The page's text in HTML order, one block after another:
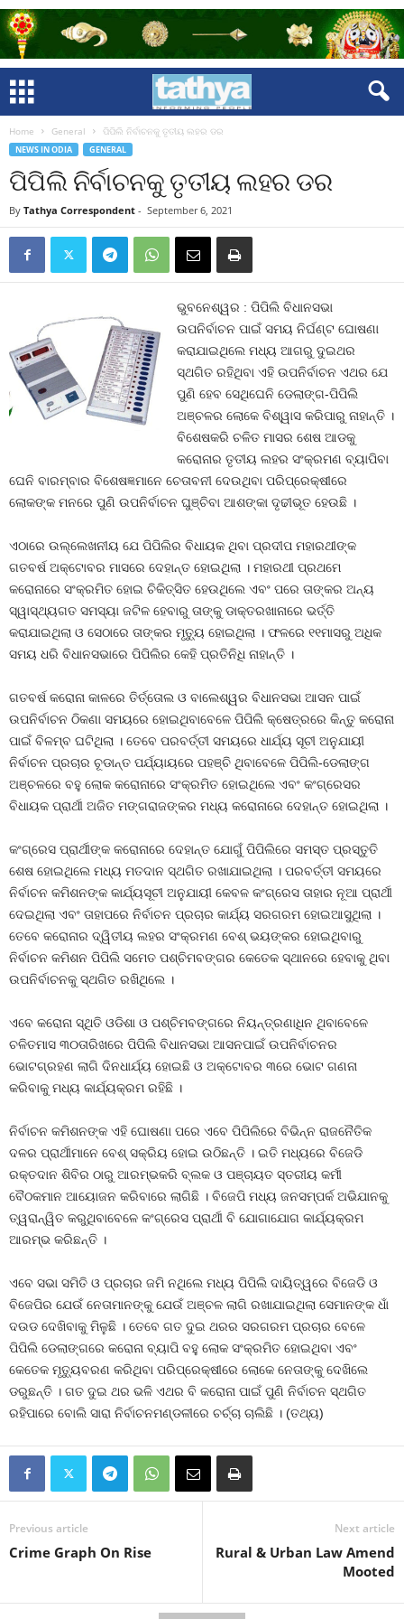
Home General ପିପିଲି ନିର୍ବାଚନକୁ ତୃତୀୟ ଲହର ଡର
NEWS IN ODIA GENERAL
ପିପିଲି ନିର୍ବାଚନକୁ ତୃତୀୟ ଲହର ଡର
By Tathya Correspondent - September 6, 2021
ଭୁବନେଶ୍ୱର : ପିପିଲି ବିଧାନସଭା
ଉପନିର୍ବାଚନ ପାଇଁ ସମୟ ନିର୍ଘଣ୍ଟ ଘୋଷଣା
କରାଯାଇଥିଲେ ମଧ୍ୟ ଆଗରୁ ଦୁଇଥର
ସ୍ଥଗିତ ରହିଥିବା ଏହି ଉପନିର୍ବାଚନ ଏଥର ଯେ
ପୁଣି ହେବ ସେଥିଘେନି ଡେଲାଙ୍ଗ-ପିପିଲି
ଅଞ୍ଚଳର ଲୋକେ ବିଶ୍ୱାସ କରିପାରୁ ନାହାନ୍ତି ।
ବିଶେଷକରି ଚଳିତ ମାସର ଶେଷ ଆଡକୁ
କରୋନାର ତୃତୀୟ ଲହର ସଂକ୍ରମଣ ବ୍ୟାପିବା
ଘେନି ବାରମ୍ବାର ବିଶେଷଜ୍ଞମାନେ ଚେତାବନୀ ଦେଉଥିବା ପରିପ୍ରେକ୍ଷୀରେ
ଲୋକଙ୍କ ମନରେ ପୁଣି ଉପନିର୍ବାଚନ ଘୁଞ୍ଚିବା ଆଶଙ୍କା ଦୃଢୀଭୂତ ହେଉଛି ।
ଏଠାରେ ଉଲ୍ଲେଖନୀୟ ଯେ ପିପିଲିର ବିଧାୟକ ଥିବା ପ୍ରଦୀପ ମହାରଥୀଙ୍କ
ଗତବର୍ଷ ଅକ୍ଟୋବର ମାସରେ ଦେହାନ୍ତ ହୋଇଥିଲା । ମହାରଥୀ ପ୍ରଥମେ
କରୋନାରେ ସଂକ୍ରମିତ ହୋଇ ଚିକିତ୍ସିତ ହେଉଥିଲେ ଏବଂ ପରେ ତାଙ୍କର ଅନ୍ୟ
ସ୍ୱାସ୍ଥ୍ୟଗତ ସମସ୍ୟା ଜଟିଳ ହେବାରୁ ତାଙ୍କୁ ଡାକ୍ତରଖାନାରେ ଭର୍ତ୍ତି
କରାଯାଇଥିଲା ଓ ସେଠାରେ ତାଙ୍କର ମୃତ୍ୟୁ ହୋଇଥିଲା । ଫଳରେ ୧୧ମାସରୁ ଅଧିକ
ସମୟ ଧରି ବିଧାନସଭାରେ ପିପିଲିର କେହି ପ୍ରତିନିଧି ନାହାନ୍ତି ।
ଗତବର୍ଷ କରୋନା କାଳରେ ତିର୍ତ୍ତୋଲ ଓ ବାଲେଶ୍ୱର ବିଧାନସଭା ଆସନ ପାଇଁ
ଉପନିର୍ବାଚନ ଠିକଣା ସମୟରେ ହୋଇଥିବାବେଳେ ପିପିଲି କ୍ଷେତ୍ରରେ କିନ୍ତୁ କରୋନା
ପାଇଁ ବିଳମ୍ବ ଘଟିଥିଲା । ତେବେ ପରବର୍ତ୍ତୀ ସମୟରେ ଧାର୍ଯ୍ୟ ସୂଚୀ ଅନୁଯାୟୀ
ନିର୍ବାଚନ ପ୍ରଚାର ଚୂଡାନ୍ତ ପର୍ଯ୍ୟାୟରେ ପହଞ୍ଚି ଥିବାବେଳେ ପିପିଲି-ଡେଲାଙ୍ଗ
ଅଞ୍ଚଳରେ ବହୁ ଲୋକ କରୋନାରେ ସଂକ୍ରମିତ ହୋଇଥିଲେ ଏବଂ କଂଗ୍ରେସର
ବିଧାୟକ ପ୍ରାର୍ଥୀ ଅଜିତ ମଙ୍ଗରାଜଙ୍କର ମଧ୍ୟ କରୋନାରେ ଦେହାନ୍ତ ହୋଇଥିଲା ।
କଂଗ୍ରେସ ପ୍ରାର୍ଥୀଙ୍କ କରୋନାରେ ଦେହାନ୍ତ ଯୋଗୁଁ ପିପିଲିରେ ସମସ୍ତ ପ୍ରସ୍ତୁତି
ଶେଷ ହୋଇଥିଲେ ମଧ୍ୟ ମତଦାନ ସ୍ଥଗିତ ରଖାଯାଇଥିଲା । ପରବର୍ତ୍ତୀ ସମୟରେ
ନିର୍ବାଚନ କମିଶନଙ୍କ କାର୍ଯ୍ୟସୂଚୀ ଅନୁଯାୟୀ କେବଳ କଂଗ୍ରେସ ତାହାର ନୂଆ ପ୍ରାର୍ଥୀ
ଦେଇଥିଲା ଏବଂ ତାହାପରେ ନିର୍ବାଚନ ପ୍ରଚାର କାର୍ଯ୍ୟ ସରଗରମ ହୋଇଆସୁଥିଲା ।
ତେବେ କରୋନାର ଦ୍ୱିତୀୟ ଲହର ସଂକ୍ରମଣ ବେଶ୍‍ ଭୟଙ୍କର ହୋଇଥିବାରୁ
ନିର୍ବାଚନ କମିଶନ ପିପିଲି ସମେତ ପଶ୍ଚିମବଙ୍ଗର କେତେକ ସ୍ଥାନରେ ହେବାକୁ ଥିବା
ଉପନିର୍ବାଚନକୁ ସ୍ଥଗିତ ରଖିଥିଲେ ।
ଏବେ କରୋନା ସ୍ଥିତି ଓଡିଶା ଓ ପଶ୍ଚିମବଙ୍ଗରେ ନିୟନ୍ତ୍ରଣାଧିନ ଥିବାବେଳେ
ଚଳିତମାସ ୩୦ତାରିଖରେ ପିପିଲି ବିଧାନସଭା ଆସନପାଇଁ ଉପନିର୍ବାଚନର
ଭୋଟଗ୍ରହଣ ଲାଗି ଦିନଧାର୍ଯ୍ୟ ହୋଇଛି ଓ ଅକ୍ଟୋବର ୩ରେ ଭୋଟ ଗଣନା
କରିବାକୁ ମଧ୍ୟ କାର୍ଯ୍ୟକ୍ରମ ରହିଛି ।
ନିର୍ବାଚନ କମିଶନଙ୍କ ଏହି ଘୋଷଣା ପରେ ଏବେ ପିପିଲିରେ ବିଭିନ୍ନ ରାଜନୈତିକ
ଦଳର ପ୍ରାର୍ଥୀମାନେ ବେଶ୍‍ ସକ୍ରିୟ ହୋଇ ଉଠିଛନ୍ତି । ଇତି ମଧ୍ୟରେ ବିଜେଡି
ରକ୍ତଦାନ ଶିବିର ଠାରୁ ଆରମ୍ଭକରି ବ୍ଲକ ଓ ପଞ୍ଚାୟତ ସ୍ତରୀୟ କର୍ମୀ
ବୈଠକମାନ ଆୟୋଜନ କରିବାରେ ଲାଗିଛି । ବିଜେପି ମଧ୍ୟ ଜନସମ୍ପର୍କ ଅଭିଯାନକୁ
ତ୍ୱରାନ୍ୱିତ କରୁଥିବାବେଳେ କଂଗ୍ରେସ ପ୍ରାର୍ଥୀ ବି ଯୋଗାଯୋଗ କାର୍ଯ୍ୟକ୍ରମ
ଆରମ୍ଭ କରିଛନ୍ତି ।
ଏବେ ସଭା ସମିତି ଓ ପ୍ରଚାର ଜମି ନଥିଲେ ମଧ୍ୟ ପିପିଲି ଦାୟିତ୍ୱରେ ବିଜେଡି ଓ
ବିଜେପିର ଯେଉଁ ନେତାମାନଙ୍କୁ ଯେଉଁ ଅଞ୍ଚଳ ଲାଗି ରଖାଯାଇଥିଲା ସେମାନଙ୍କ ଧାଁ
ଦଉଡ ଦେଖିବାକୁ ମିଳୁଛି । ତେବେ ଗତ ଦୁଇ ଥରର ସରଗରମ ପ୍ରଚାର ବେଳେ
ପିପିଲି ଡେଲାଙ୍ଗରେ କରୋନା ବ୍ୟାପି ବହୁ ଲୋକ ସଂକ୍ରମିତ ହୋଇଥିବା ଏବଂ
କେତେକ ମୃତ୍ୟୁବରଣ କରିଥିବା ପରିପ୍ରେକ୍ଷୀରେ ଲୋକେ ନେତାଙ୍କୁ ଦେଖିଲେ
ଡରୁଛନ୍ତି । ଗତ ଦୁଇ ଥର ଭଳି ଏଥର ବି କରୋନା ପାଇଁ ପୁଣି ନିର୍ବାଚନ ସ୍ଥଗିତ
ରହିପାରେ ବୋଲି ସାରା ନିର୍ବାଚନମଣ୍ଡଳୀରେ ଚର୍ଚ୍ଚା ଚାଲିଛି । (ତଥ୍ୟ)
Previous article
Crime Graph On Rise
Next article
Rural & Urban Law Amend
Mooted